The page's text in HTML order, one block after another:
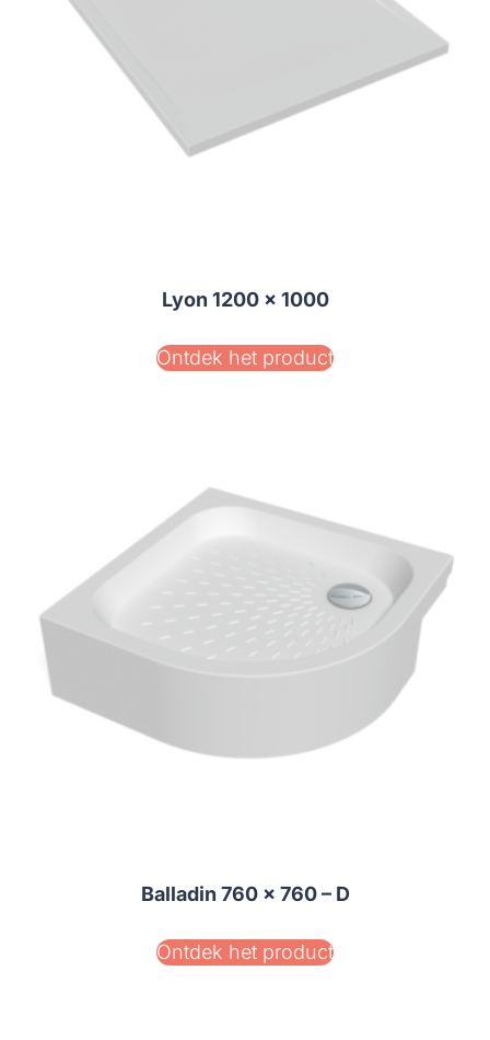
Lyon 1200 x 1000
Ontdek het product
Balladin 760 x 760 – D
Ontdek het product